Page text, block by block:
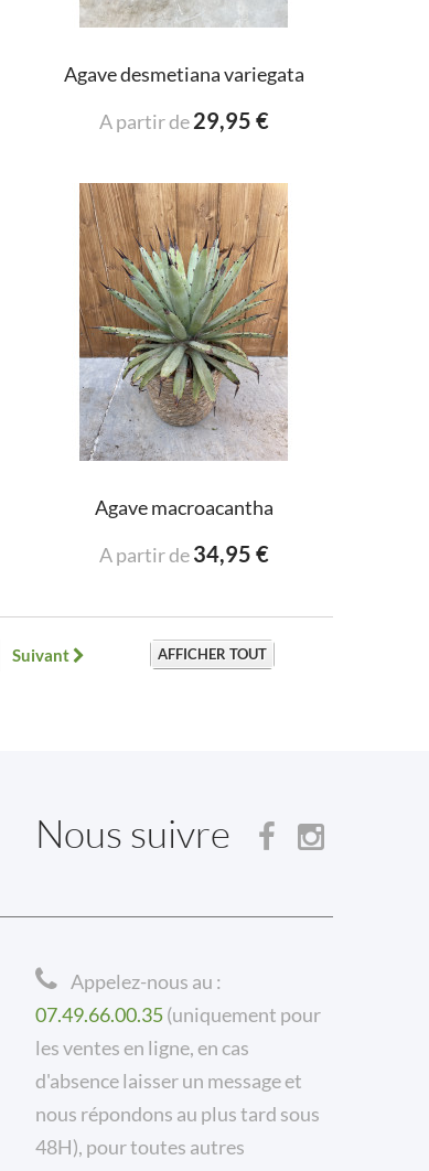
Agave desmetiana variegata
A partir de29,95 €
Agave macroacantha
A partir de34,95 €
AFFICHER TOUT
Suivant
Nous suivre
Appelez-nous au :
07.49.66.00.35(uniquement pour
les ventes en ligne, en cas
d'absence laisser un message et
nous répondons au plus tard sous
48H), pour toutes autres